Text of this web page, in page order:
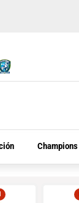
Champions